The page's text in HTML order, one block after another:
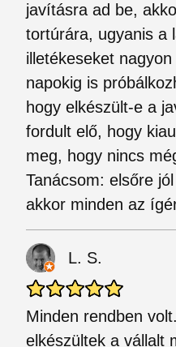
javításra ad be,
tortúrára, ugyanis a
illetékeseket
napokig is
hogy elkészült-e a
fordult elő, hogy
meg, hogy nincs
Tanácsom: elsőre
akkor minden az
L. S.
Minden rendben
elkészültek a vállalt